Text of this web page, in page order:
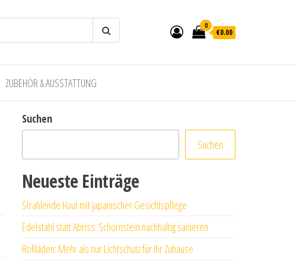
0
€0.00
ZUBEHÖR & AUSSTATTUNG
Suchen
Suchen
Neueste Einträge
Strahlende Haut mit japanischer Gesichtspflege
Edelstahl statt Abriss: Schornstein nachhaltig sanieren
Rollläden: Mehr als nur Lichtschutz für Ihr Zuhause